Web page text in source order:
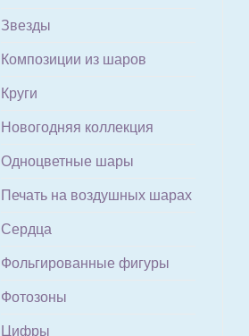
Звезды
Композиции из шаров
Круги
Новогодняя коллекция
Одноцветные шары
Печать на воздушных шарах
Сердца
Фольгированные фигуры
Фотозоны
Цифры